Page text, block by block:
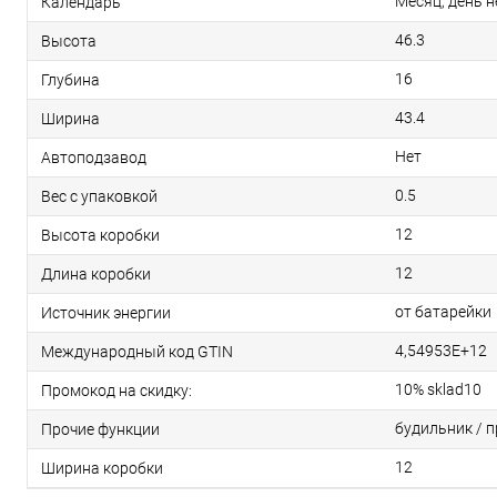
Высота 46.3
Глубина 16
Ширина 43.4
Автоподзавод Нет
Вес с упаковкой 0.5
Высота коробки 12
Длина коробки 12
Источник энергии от батарейки
Международный код GTIN 4,54953E+12
Промокод на скидку: 10% sklad10
Прочие функции будильник /
Ширина коробки 12